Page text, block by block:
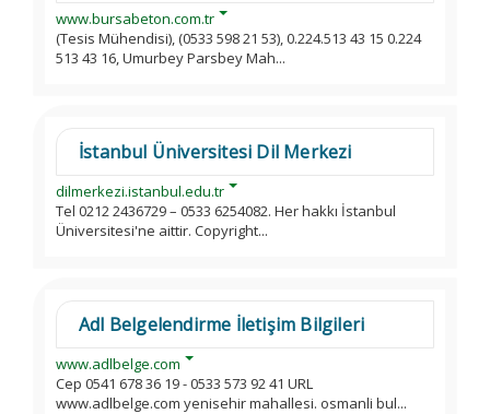
www.bursabeton.com.tr
(Tesis Mühendisi), (0533 598 21 53), 0.224.513 43 15 0.224
513 43 16, Umurbey Parsbey Mah...
İstanbul Üniversitesi Dil Merkezi
dilmerkezi.istanbul.edu.tr
Tel 0212 2436729 – 0533 6254082. Her hakkı İstanbul
Üniversitesi'ne aittir. Copyright...
Adl Belgelendirme İletişim Bilgileri
www.adlbelge.com
Cep 0541 678 36 19 - 0533 573 92 41 URL
www.adlbelge.com yenisehir mahallesi. osmanli bul...